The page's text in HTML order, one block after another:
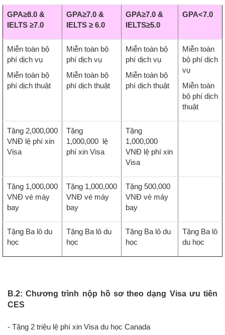
GPA≥8.0 &
IELTS ≥7.0
GPA≥7.0 &
IELTS ≥ 6.0
GPA≥7.0 &
IELTS≥5.0
GPA<7.0
Miễn toàn bộ
phí dịch vụ
Miễn toàn bộ
phí dịch thuật
Miễn toàn bộ
phí dịch vụ
Miễn toàn bộ
phí dịch thuật
Miễn toàn bộ
phí dịch vụ
Miễn toàn bộ
phí dịch thuật
Miễn toàn
bộ phí dịch
vụ
Miễn toàn
bộ phí dịch
thuật
Tặng 2,000,000
VNĐ lệ phí xin
Visa
Tặng
1,000,000 lệ
phí xin Visa
Tặng
1,000,000
VNĐ lệ phí xin
Visa
Tặng 1,000,000
VNĐ vé máy
bay
Tặng 1,000,000
VNĐ vé máy
bay
Tặng 500,000
VNĐ vé máy
bay
Tặng Ba lô du
học
Tặng Ba lô du
học
Tặng Ba lô du
học
Tặng Ba lô
du học
B.2: Chương trình nộp hồ sơ theo dạng Visa ưu tiên
CES
- Tặng 2 triệu lệ phí xin Visa du học Canada